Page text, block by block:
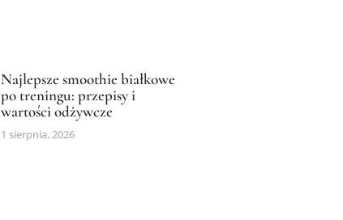
Najlepsze smoothie białkowe
po treningu: przepisy i
wartości odżywcze
1 sierpnia, 2026